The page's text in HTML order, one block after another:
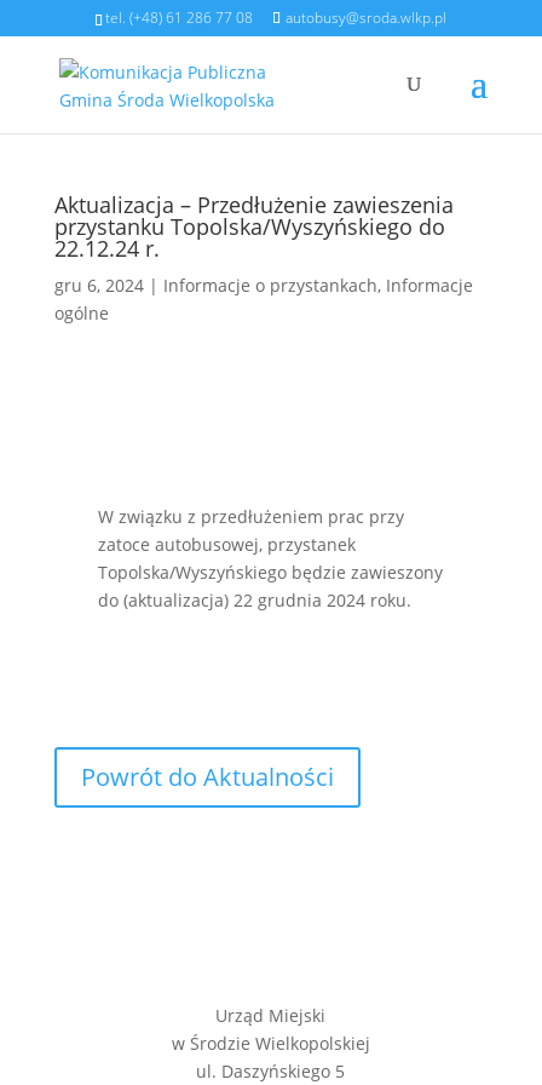
tel. (+48) 61 286 77 08 autobusy@sroda.wlkp.pl
Aktualizacja – Przedłużenie zawieszenia
przystanku Topolska/Wyszyńskiego do
22.12.24 r.
gru 6, 2024| Informacje o przystankach, Informacje
ogólne
W związku z przedłużeniem prac przy
zatoce autobusowej, przystanek
Topolska/Wyszyńskiego będzie zawieszony
do (aktualizacja) 22 grudnia 2024 roku.
Powrót do Aktualności
Urząd Miejski
w Środzie Wielkopolskiej
ul. Daszyńskiego 5